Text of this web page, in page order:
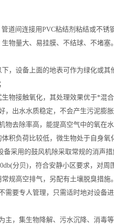
间连接用PVC粘结剂粘结或不锈钢
量大、易挂膜、不结球、不堵塞。
，设备上面的地表可作为绿化或
生物接触氧化，其处理效果优于*
，出水水质稳定，不会产生污泥膨
去除率高，能提高空气中的氧在
积负荷比较低，微生物处于自身
备采用的鼓风机除采取常规的消声
分贝)，符合安静小区要求，对周
常规高空排气，另配有土壤脱臭措
需要专人管理，只需适时地对设备进
，集生物降解、污水沉降、消毒